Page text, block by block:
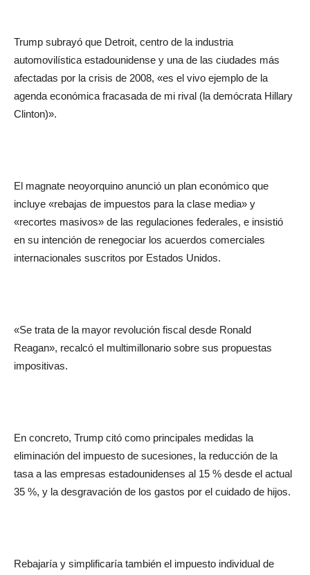
Trump subrayó que Detroit, centro de la industria
automovilística estadounidense y una de las ciudades más
afectadas por la crisis de 2008, «es el vivo ejemplo de la
agenda económica fracasada de mi rival (la demócrata Hillary
Clinton)».
El magnate neoyorquino anunció un plan económico que
incluye «rebajas de impuestos para la clase media» y
«recortes masivos» de las regulaciones federales, e insistió
en su intención de renegociar los acuerdos comerciales
internacionales suscritos por Estados Unidos.
«Se trata de la mayor revolución fiscal desde Ronald
Reagan», recalcó el multimillonario sobre sus propuestas
impositivas.
En concreto, Trump citó como principales medidas la
eliminación del impuesto de sucesiones, la reducción de la
tasa a las empresas estadounidenses al 15 % desde el actual
35 %, y la desgravación de los gastos por el cuidado de hijos.
Rebajaría y simplificaría también el impuesto individual de